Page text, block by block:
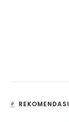
REKOMENDASI